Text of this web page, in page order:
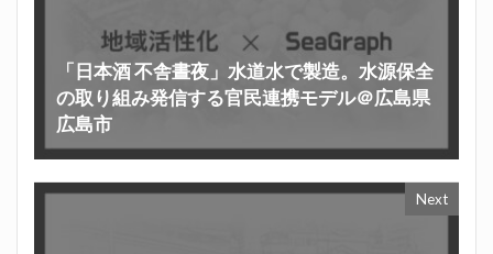
「日本酒 不舎晝夜」水道水で製造。水源保全
の取り組み発信する官民連携モデル＠広島県
広島市
Next